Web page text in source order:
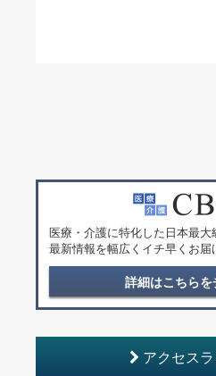
医療・介護に特化した日本最大
最新情報を幅広くイチ早くお届
詳細はこちらを
アクセス